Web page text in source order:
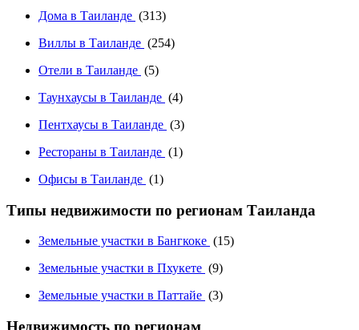
Дома в Таиланде (313)
Виллы в Таиланде (254)
Отели в Таиланде (5)
Таунхаусы в Таиланде (4)
Пентхаусы в Таиланде (3)
Рестораны в Таиланде (1)
Офисы в Таиланде (1)
Типы недвижимости по регионам Таиланда
Земельные участки в Бангкоке (15)
Земельные участки в Пхукете (9)
Земельные участки в Паттайе (3)
Недвижимость по регионам